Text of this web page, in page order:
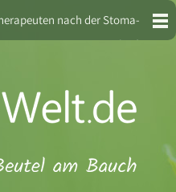
nach der Stoma-
Operation?